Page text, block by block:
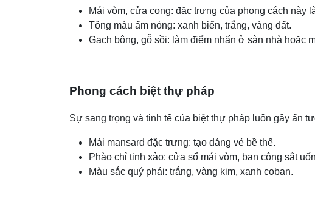
Mái vòm, cửa cong: đặc trưng của phong cách này
Tông màu ấm nóng: xanh biển, trắng, vàng đất.
Gạch bông, gỗ sồi: làm điểm nhấn ở sàn nhà hoặc
Phong cách biệt thự pháp
Sự sang trọng và tinh tế của biệt thự pháp luôn gây ấn
Mái mansard đặc trưng: tạo dáng vẻ bề thế.
Phào chỉ tinh xảo: cửa sổ mái vòm, ban công sắt
Màu sắc quý phái: trắng, vàng kim, xanh coban.